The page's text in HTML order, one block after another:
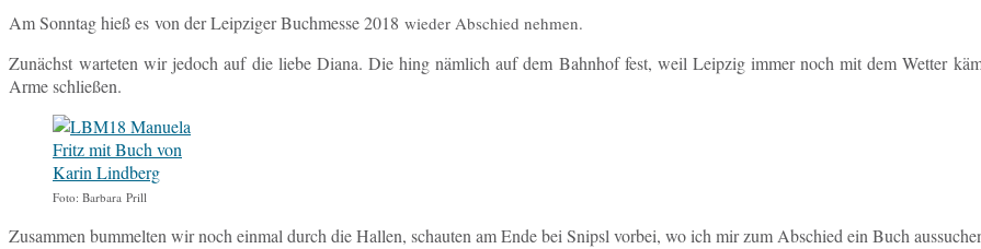
Am Sonn­tag hieß es von der Leip­zi­ger Buch­mes­se 2018 wieder Ab­schied nehmen.
Zu­nächst war­te­ten wir jedoch auf die liebe Diana. Die hing näm­lich auf dem Bahn­hof fest, weil Leip­zig immer noch mit dem Wetter
Arme schließen.
Foto: Bar­ba­ra Prill
Zu­sam­men bum­mel­ten wir noch einmal durch die Hallen, schau­ten am Ende bei Snipsl vorbei, wo ich mir zum Ab­schied ein Buch